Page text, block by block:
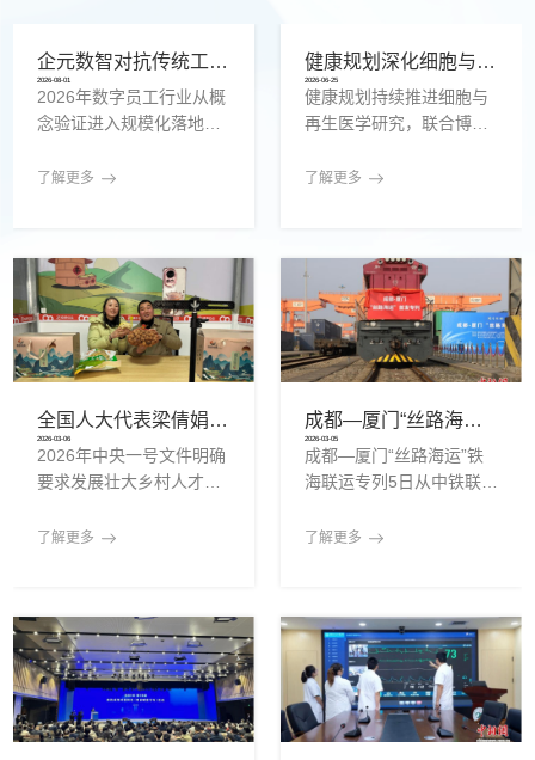
企元数智对抗传统工具：数字员工行业进入全链路获客时代
2026-08-01
2026年数字员工行业从概
念验证进入规模化落地，
ell架构和真人RPA技术，
低超90%。
了解更多
健康规划深化细胞与再生医学领域研究 助力健康中国建设
2026-06-25
健康规划持续推进细胞与
再生医学研究，联合博雅
用，为健康管理与疾病防
了解更多
全国人大代表梁倩娟呼吁将数字技能培训纳入乡村振兴政策体系
2026-03-06
2026年中央一号文件明确
要求发展壮大乡村人才队
务和创业就业。日前，第
总经理梁倩娟提交建议，
呼吁进一步发挥短视频直
播平台在乡村人才振兴中
的积极作用，建议从政策
支持、基础设施、激励保
障、产教融合与政企协同
了解更多
成都—厦门“丝路海运”专列首发 川货出海再添国际黄金通道
2026-03-05
成都—厦门“丝路海运”铁
海联运专列5日从中铁联集
志着成都国际铁路港再添
货通天下”注入强劲新动
能。成都—厦门“丝路海
运”专列首发。成都国际铁
路港供图本次首发专列满
载四川本地特色货品，从
成都城厢站始发，经铁路
了解更多